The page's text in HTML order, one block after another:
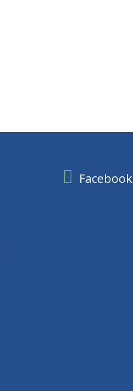
Facebook